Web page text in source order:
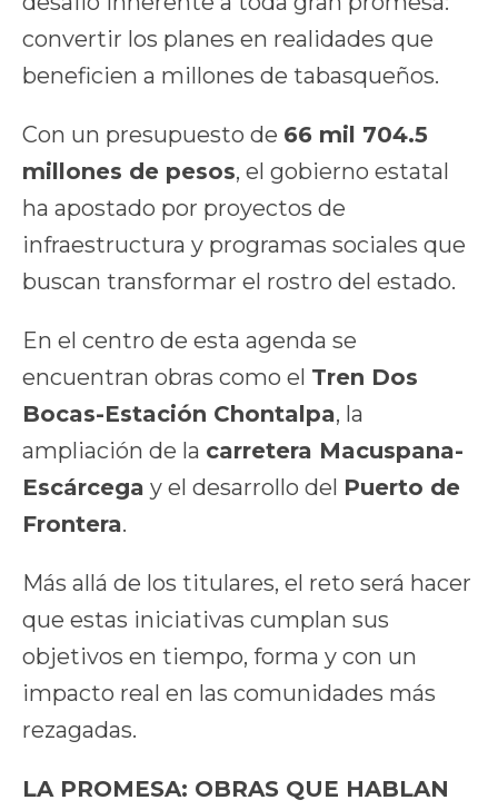
convertir los planes en realidades que
beneficien a millones de tabasqueños.
Con un presupuesto de 66 mil 704.5
millones de pesos, el gobierno estatal
ha apostado por proyectos de
infraestructura y programas sociales que
buscan transformar el rostro del estado.
En el centro de esta agenda se
encuentran obras como el Tren Dos
Bocas-Estación Chontalpa, la
ampliación de la carretera Macuspana-
Escárcega y el desarrollo del Puerto de
Frontera.
Más allá de los titulares, el reto será hacer
que estas iniciativas cumplan sus
objetivos en tiempo, forma y con un
impacto real en las comunidades más
rezagadas.
LA PROMESA: OBRAS QUE HABLAN